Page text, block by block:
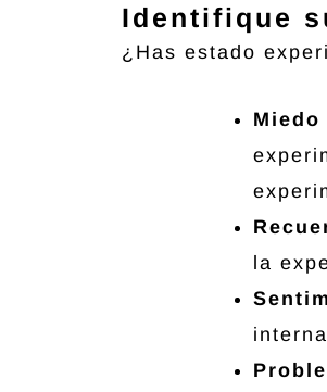
Identifique
¿Has estado
la